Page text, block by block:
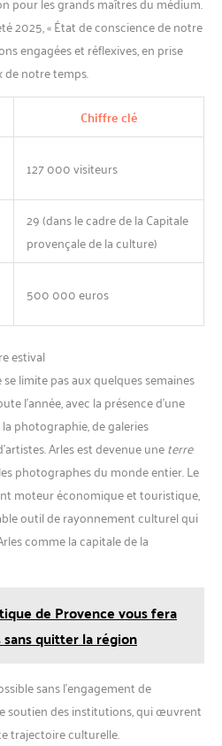
2025, « État de conscience de notre
engagées et réflexives, en prise
de notre temps.
Chiffre clé
127 000 visiteurs
29 (dans le cadre de la Capitale
provençale de la culture)
500 000 euros
estival
limite pas aux quelques semaines
l’année, avec la présence d’une
photographie, de galeries
Arles est devenue uneterre
photographes du monde entier. Le
moteur économique et touristique,
outil de rayonnement culturel qui
comme la capitale de la
de Provence vous fera
quitter la région
sans l’engagement de
soutien des institutions, qui œuvrent
trajectoire culturelle.